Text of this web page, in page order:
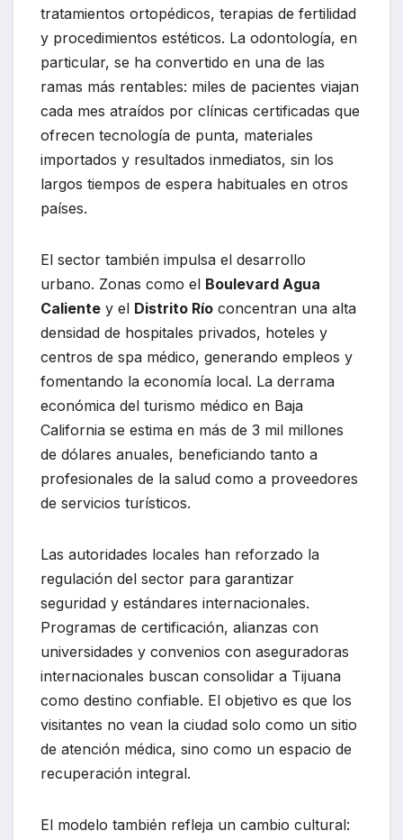
tratamientos ortopédicos, terapias de fertilidad
y procedimientos estéticos. La odontología, en
particular, se ha convertido en una de las
ramas más rentables: miles de pacientes viajan
cada mes atraídos por clínicas certificadas que
ofrecen tecnología de punta, materiales
importados y resultados inmediatos, sin los
largos tiempos de espera habituales en otros
países.
El sector también impulsa el desarrollo
urbano. Zonas como el Boulevard Agua
Caliente y el Distrito Río concentran una alta
densidad de hospitales privados, hoteles y
centros de spa médico, generando empleos y
fomentando la economía local. La derrama
económica del turismo médico en Baja
California se estima en más de 3 mil millones
de dólares anuales, beneficiando tanto a
profesionales de la salud como a proveedores
de servicios turísticos.
Las autoridades locales han reforzado la
regulación del sector para garantizar
seguridad y estándares internacionales.
Programas de certificación, alianzas con
universidades y convenios con aseguradoras
internacionales buscan consolidar a Tijuana
como destino confiable. El objetivo es que los
visitantes no vean la ciudad solo como un sitio
de atención médica, sino como un espacio de
recuperación integral.
El modelo también refleja un cambio cultural: